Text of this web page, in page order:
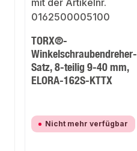
TORX®-
Winkelschraubendreher-
Satz, 8-teilig 9-40 mm,
ELORA-162S-KTTX
Nicht mehr verfügbar